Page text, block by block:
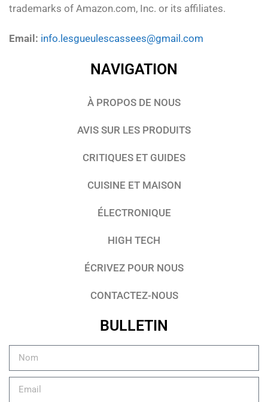
trademarks of Amazon.com, Inc. or its affiliates.
Email: info.lesgueulescassees@gmail.com
NAVIGATION
À PROPOS DE NOUS
AVIS SUR LES PRODUITS
CRITIQUES ET GUIDES
CUISINE ET MAISON
ÉLECTRONIQUE
HIGH TECH
ÉCRIVEZ POUR NOUS
CONTACTEZ-NOUS
BULLETIN